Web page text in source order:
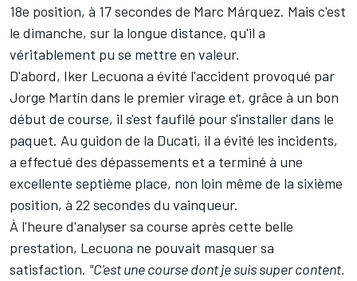
18e position, à 17 secondes de Marc Márquez. Mais c'est
le dimanche, sur la longue distance, qu'il a
véritablement pu se mettre en valeur.
D'abord, Iker Lecuona a évité l'accident provoqué par
Jorge Martín dans le premier virage et, grâce à un bon
début de course, il s'est faufilé pour s'installer dans le
paquet. Au guidon de la Ducati, il a évité les incidents,
a effectué des dépassements et a terminé à une
excellente septième place, non loin même de la sixième
position, à 22 secondes du vainqueur.
À l'heure d'analyser sa course après cette belle
prestation, Lecuona ne pouvait masquer sa
satisfaction. "C'est une course dont je suis super content.